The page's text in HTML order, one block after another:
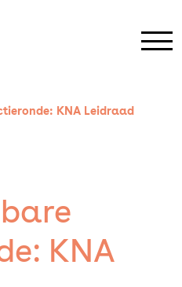
KNA Leidraad
KNA